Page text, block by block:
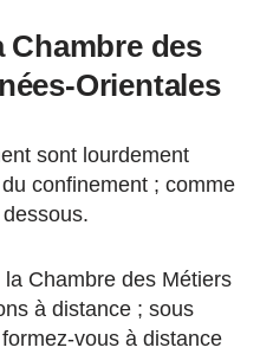
Chambre des
Orientales
sont lourdement
confinement ; comme
Chambre des Métiers
à distance ; sous
vous à distance